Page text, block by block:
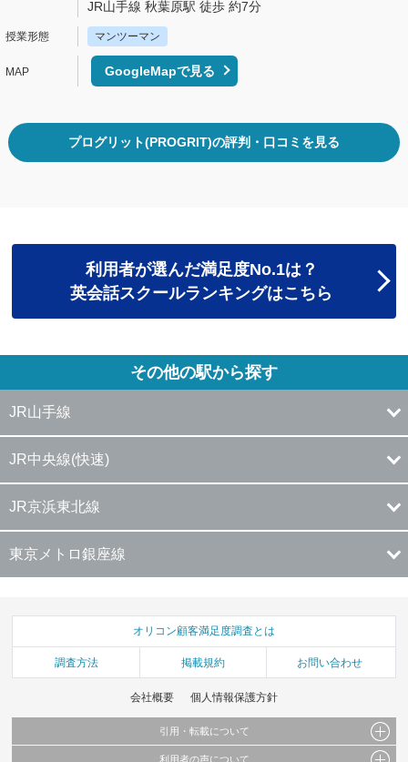
JR山手線 秋葉原駅 徒歩 約7分
マンツーマン
GoogleMapで見る
プログリット(PROGRIT)の評判・口コミを見る
利用者が選んだ満足度No.1は？
英会話スクールランキングはこちら
その他の駅から探す
JR山手線
JR中央線(快速)
JR京浜東北線
東京メトロ銀座線
オリコン顧客満足度調査とは
調査方法 掲載規約 お問い合わせ
会社概要 個人情報保護方針
引用・転載について
利用者の声について